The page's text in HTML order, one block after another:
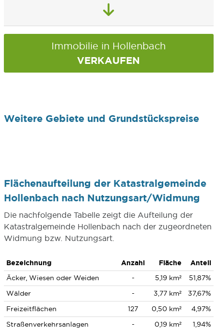
Immobilie in Hollenbach
VERKAUFEN
Weitere Gebiete und Grundstückspreise
Flächenaufteilung der Katastralgemeinde
Hollenbach nach Nutzungsart/Widmung
Die nachfolgende Tabelle zeigt die Aufteilung der
Katastralgemeinde Hollenbach nach der zugeordneten
Widmung bzw. Nutzungsart.
Bezeichnung Anzahl Fläche
Anteil
Äcker, Wiesen oder Weiden
- 5,19 km²
51,87%
Wälder
- 3,77 km²
37,67%
Freizeitflächen
127 0,50 km²
4,97%
Straßenverkehrsanlagen
- 0,19 km² 1,94%